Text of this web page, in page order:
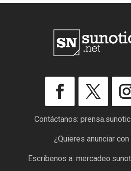
Contáctanos:
¿Quieres anunciar
Escríbenos a: